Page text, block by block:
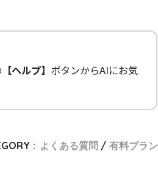
【ヘルプ】 ボタンからAIにお気
: よくある質問 有料プラン